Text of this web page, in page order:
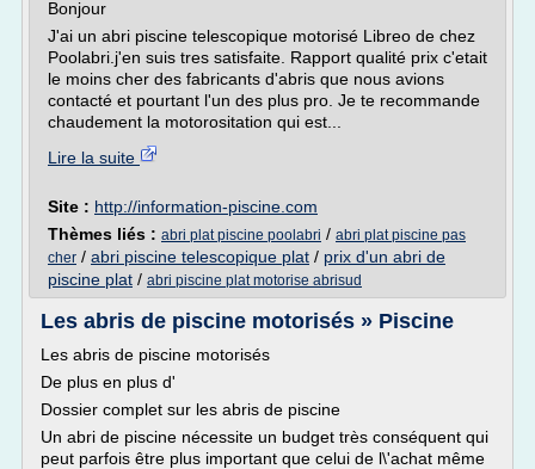
Bonjour
J'ai un abri piscine telescopique motorisé Libreo de chez
Poolabri.j'en suis tres satisfaite. Rapport qualité prix c'etait
le moins cher des fabricants d'abris que nous avions
contacté et pourtant l'un des plus pro. Je te recommande
chaudement la motorositation qui est...
Lire la suite
Site : http://information-piscine.com
Thèmes liés : abri plat piscine poolabri / abri plat piscine pas
cher / abri piscine telescopique plat / prix d'un abri de
piscine plat / abri piscine plat motorise abrisud
Les abris de piscine motorisés » Piscine
Les abris de piscine motorisés
De plus en plus d'
Dossier complet sur les abris de piscine
Un abri de piscine nécessite un budget très conséquent qui
peut parfois être plus important que celui de l\'achat même